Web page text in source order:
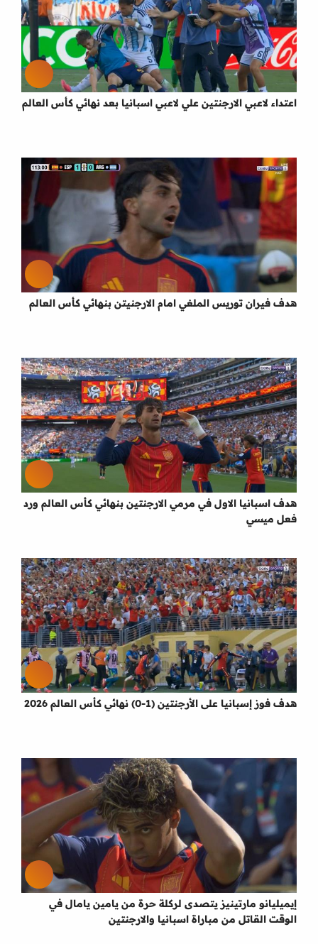
اعتداء لاعبي الارجنتين علي لاعبي اسبانيا بعد نهائي كأس العالم
هدف فيران توريس الملغي امام الارجنيتن بنهائي كأس العالم
هدف اسبانيا الاول في مرمي الارجنتين بنهائي كأس العالم ورد
فعل ميسي
هدف فوز إسبانيا على الأرجنتين (1-0) نهائي كأس العالم 2026
إيميليانو مارتينيز يتصدى لركلة حرة من يامين يامال في
الوقت القاتل من مباراة اسبانيا والارجنتين